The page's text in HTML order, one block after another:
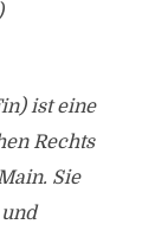
ist eine
Rechts
Sie